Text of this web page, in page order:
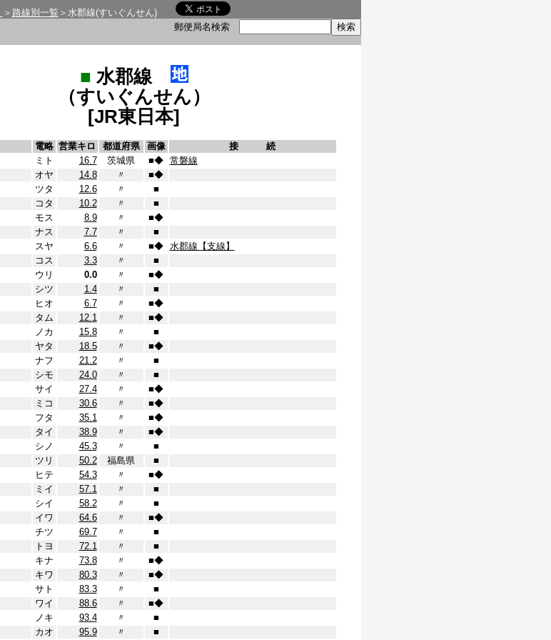
＞ 路線別一覧 ＞水郡線(すいぐんせん)
郵便局名検索
■ 水郡線
（すいぐんせん）
[JR東日本]
電略 営業キロ 都道府県 画像
接 続
ミト 16.7 茨城県 ■◆ 常磐線
オヤ 14.8 〃 ■◆
ツタ 12.6 〃
■
コタ 10.2 〃
■
モス 8.9 〃 ■◆
ナス 7.7 〃
■
スヤ 6.6 〃 ■◆ 水郡線【支線】
コス 3.3 〃
■
ウリ 0.0 〃 ■◆
シツ 1.4 〃
■
ヒオ 6.7 〃 ■◆
タム 12.1 〃 ■◆
ノカ 15.8 〃
■
ヤタ 18.5 〃 ■◆
ナフ 21.2 〃
■
シモ 24.0 〃
■
サイ 27.4 〃 ■◆
ミコ 30.6 〃 ■◆
フタ 35.1 〃 ■◆
タイ 38.9 〃 ■◆
シノ 45.3 〃
■
ツリ 50.2 福島県
■
ヒテ 54.3 〃 ■◆
ミイ 57.1 〃
■
シイ 58.2 〃
■
イワ 64.6 〃 ■◆
チツ 69.7 〃
■
トヨ 72.1 〃
■
キナ 73.8 〃 ■◆
キワ 80.3 〃 ■◆
サト 83.3 〃
■
ワイ 88.6 〃 ■◆
ノキ 93.4 〃
■
カオ 95.9 〃 ■